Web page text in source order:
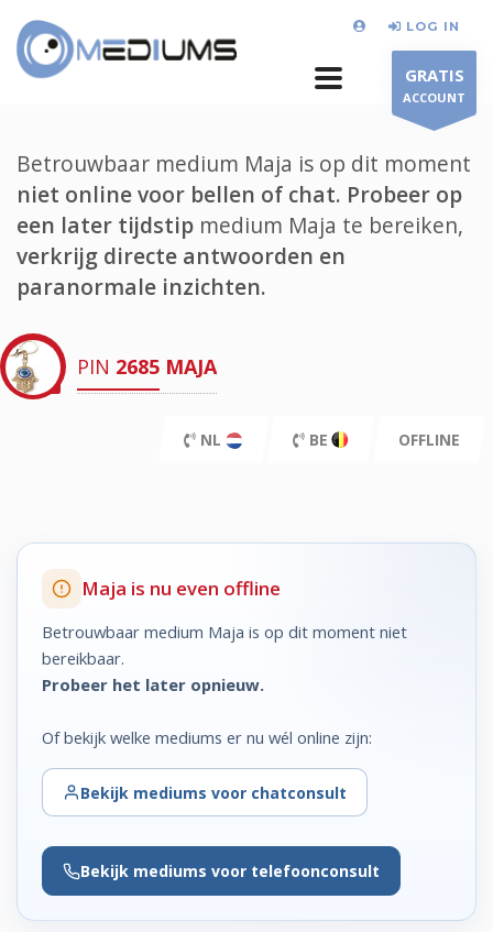
LOG IN
GRATIS
ACCOUNT
Betrouwbaar medium Maja is op dit moment
niet online voor bellen of chat. Probeer op
een later tijdstip medium Maja te bereiken,
verkrijg directe antwoorden en
paranormale inzichten.
PIN 2685 MAJA
NL BE OFFLINE
Maja is nu even offline
Betrouwbaar medium Maja is op dit moment niet
bereikbaar.
Probeer het later opnieuw.
Of bekijk welke mediums er nu wél online zijn:
Bekijk mediums voor chatconsult
Bekijk mediums voor telefoonconsult